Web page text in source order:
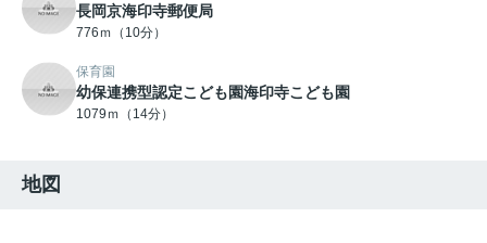
長岡京海印寺郵便局
776ｍ（10分）
保育園
幼保連携型認定こども園海印寺こども園
1079ｍ（14分）
地図